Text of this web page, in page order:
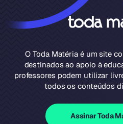
O Toda Matéria é um site
destinados ao apoio à
professores podem utilizar
todos os conteúdos
Assinar Toda